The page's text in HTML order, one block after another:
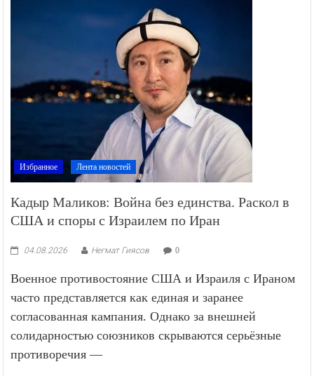
Избранное Лента новостей
Кадыр Маликов: Война без единства. Раскол в
США и споры с Израилем по Иран
04.08.2026 Негмат Гиясов 0
Военное противостояние США и Израиля с Ираном
часто представляется как единая и заранее
согласованная кампания. Однако за внешней
солидарностью союзников скрываются серьёзные
противоречия —